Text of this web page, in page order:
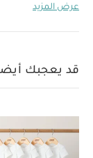
مبطنة بإسفنج
الحزام بشكل
حاملَي أكواب
متوافق مع
مواصفات المنتج
عرض المزيد
قد يعجبك